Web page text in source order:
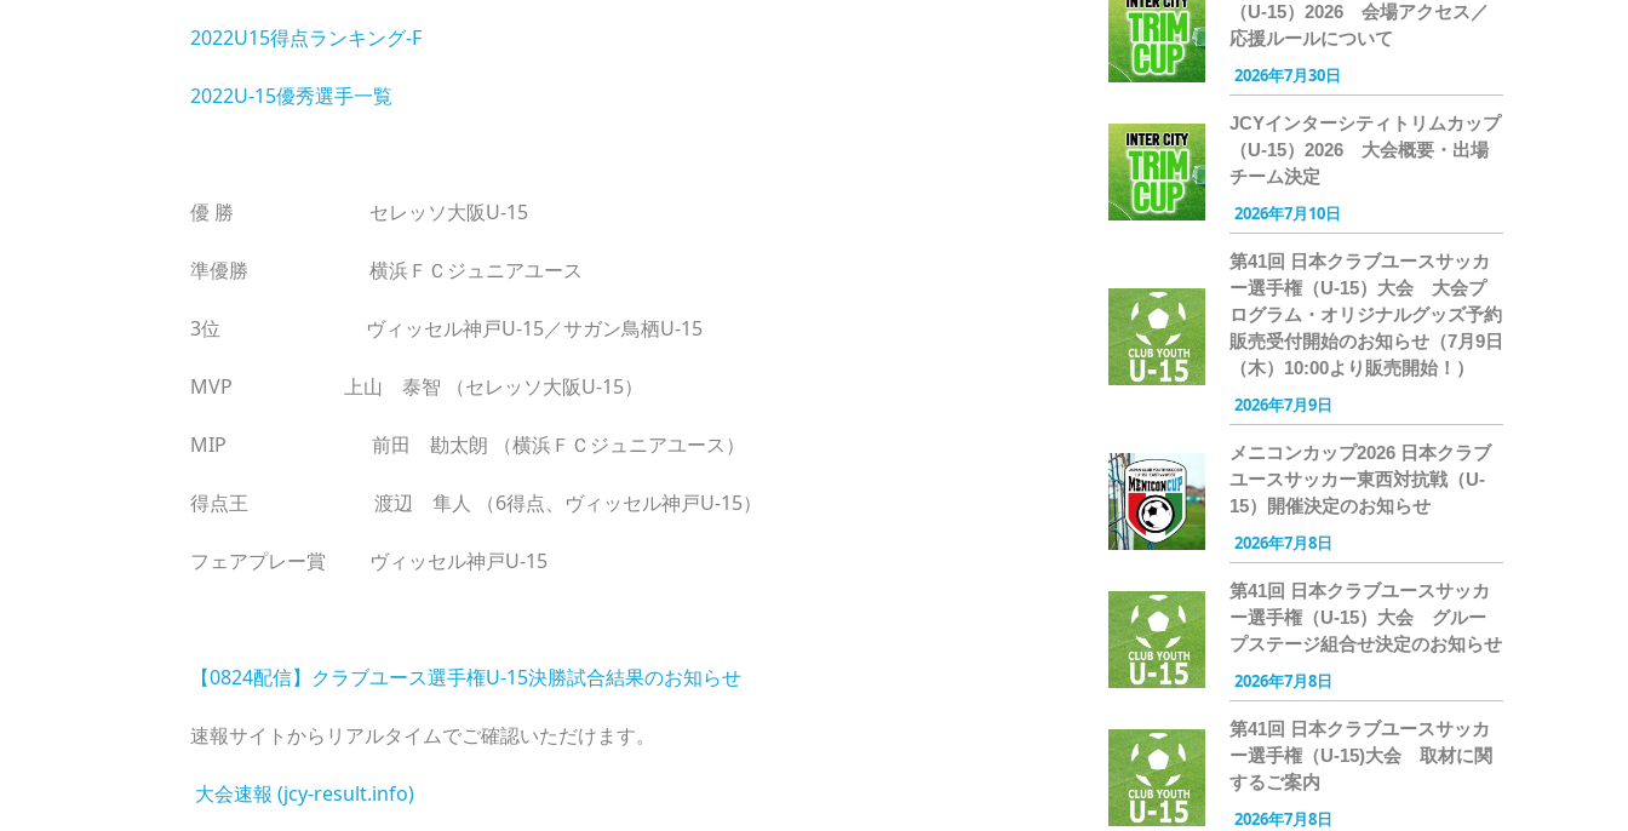
2022U15得点ランキング-F
2022U-15優秀選手一覧
優 勝 セレッソ大阪U-15
準優勝 横浜ＦＣジュニアユース
3位 ヴィッセル神戸U-15／サガン鳥栖U-15
MVP 上山 泰智 （セレッソ大阪U-15）
MIP 前田 勘太朗 （横浜ＦＣジュニアユース）
得点王 渡辺 隼人 （6得点、ヴィッセル神戸U-15）
フェアプレー賞 ヴィッセル神戸U-15
【0824配信】クラブユース選手権U-15決勝試合結果のお知らせ
速報サイトからリアルタイムでご確認いただけます。
大会速報 (jcy-result.info)
（U-15）2026 会場アクセス／
応援ルールについて
2026年7月30日
JCYインターシティトリムカップ
（U-15）2026 大会概要・出場
チーム決定
2026年7月10日
第41回 日本クラブユースサッカ
ー選手権（U-15）大会 大会プ
ログラム・オリジナルグッズ予約
販売受付開始のお知らせ（7月9日
（木）10:00より販売開始！）
2026年7月9日
メニコンカップ2026 日本クラブ
ユースサッカー東西対抗戦（U-
15）開催決定のお知らせ
2026年7月8日
第41回 日本クラブユースサッカ
ー選手権（U-15）大会 グルー
プステージ組合せ決定のお知らせ
2026年7月8日
第41回 日本クラブユースサッカ
ー選手権（U-15)大会 取材に関
するご案内
2026年7月8日